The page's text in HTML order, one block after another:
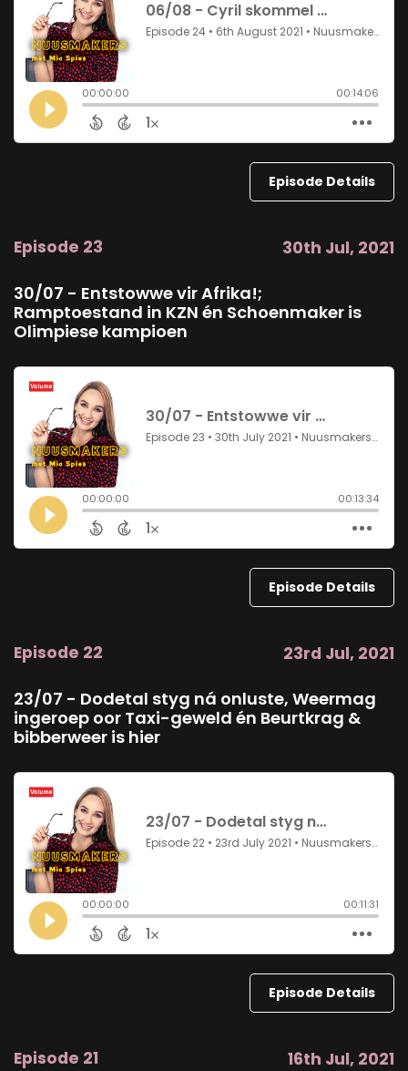
Episode Details
Episode 23 30th Jul, 2021
30/07 - Entstowwe vir Afrika!;
Ramptoestand in KZN én Schoenmaker is
Olimpiese kampioen
Episode Details
Episode 22 23rd Jul, 2021
23/07 - Dodetal styg ná onluste, Weermag
ingeroep oor Taxi-geweld én Beurtkrag &
bibberweer is hier
Episode Details
Episode 21 16th Jul, 2021